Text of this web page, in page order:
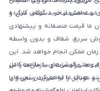
و مطمئن از خرید گوشی کارکرده
است مشخصات دستگاه، مدل و
ما قیمت منصفانه و پیشنهادی
سریع، شفاف و بدون واسطه
ممکن انجام خواهد شد. این
و حتی گوشی‌های با سلامت کامل
هدف ما فراهم کردن تجربه‌ای
مؤسسات و سازمان‌ها را نیز
و موبایل را به صورت رسمی و با